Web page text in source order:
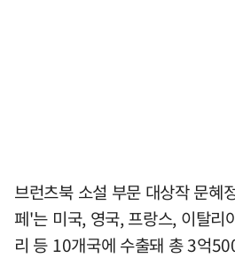
브런츠북 소설 부문 대상작 문혜
페'는 미국, 영국, 프랑스, 이탈리
리 등 10개국에 수출돼 총 3억